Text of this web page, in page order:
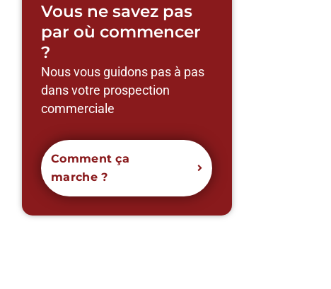
Vous ne savez pas
par où commencer
?
Nous vous guidons pas à pas
dans votre prospection
commerciale
Comment ça
marche ?